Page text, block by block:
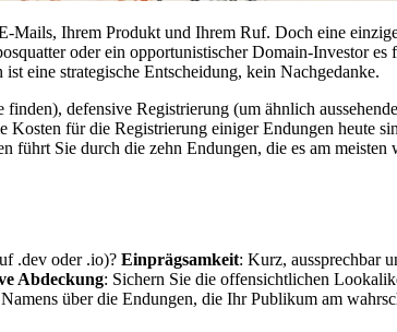
Mails, Ihrem Produkt und Ihrem Ruf. Doch eine
oder ein opportunistischer Domain-Investor es
eine strategische Entscheidung, kein Nachgedanke.
defensive Registrierung (um ähnlich
für die Registrierung einiger Endungen heute
führt Sie durch die zehn Endungen, die es am meisten
.dev oder .io)? Einprägsamkeit: Kurz, aussprechbar
Abdeckung: Sichern Sie die offensichtlichen
über die Endungen, die Ihr Publikum am